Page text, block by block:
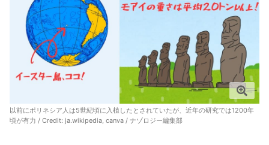
以前にポリネシア人は5世紀頃に入植したとされていたが、近年の研究では1200年
頃が有力 / Credit: ja.wikipedia, canva / ナゾロジー編集部